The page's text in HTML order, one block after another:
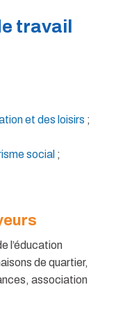
travail
et des loisirs ;
social ;
l’éducation
de quartier,
association